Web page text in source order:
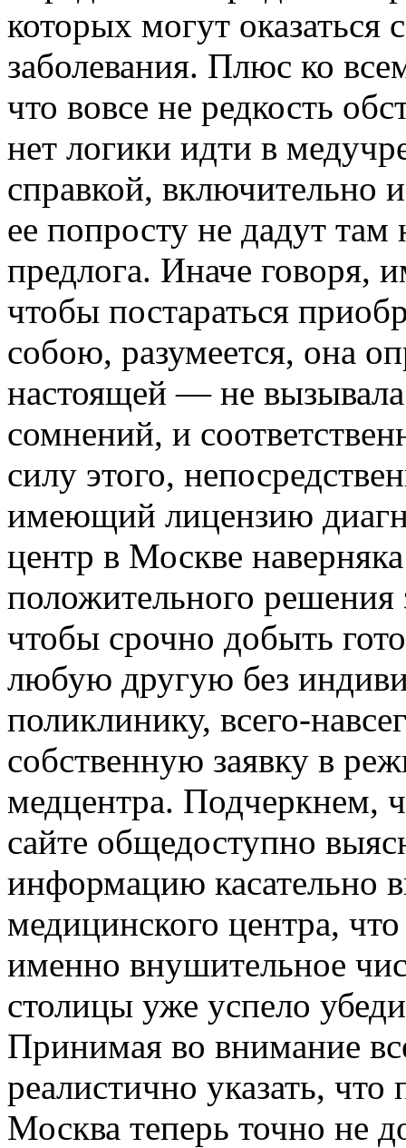
которых могут
заболевания. Плюс ко
что вовсе не редкость
нет логики идти в
справкой, включительно
ее попросту не дадут там
предлога. Иначе говоря,
чтобы постараться
собою, разумеется, она
настоящей — не
сомнений, и
силу этого,
имеющий лицензию
центр в Москве
положительного решения
чтобы срочно добыть
любую другую без
поликлинику, всего-
собственную заявку в
медцентра. Подчеркнем,
сайте общедоступно
информацию касательно
медицинского центра,
именно внушительное
столицы уже успело
Принимая во внимание
реалистично указать,
Москва теперь точно не